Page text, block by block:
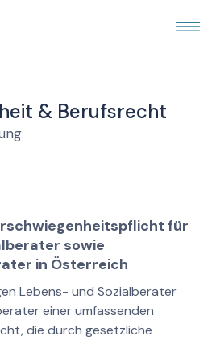
& Berufsrecht
für
sowie
in Österreich
Lebens- und Sozialberater
einer umfassenden
die durch gesetzliche